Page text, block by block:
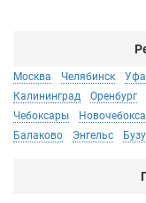
Москва Челябинск Уфа
Калининград
Оренбург
Чебоксары
Балаково
Энгельс